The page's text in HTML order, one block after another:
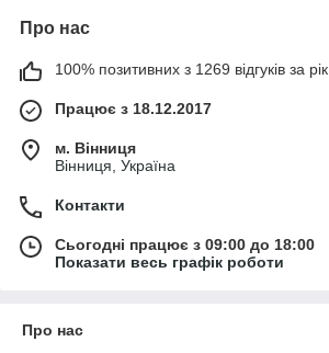
Про нас
100% позитивних з 1269 відгуків за рік
Працює з 18.12.2017
м. Вінниця
Вінниця, Україна
Контакти
Сьогодні працює з 09:00 до 18:00
Показати весь графік роботи
Про нас